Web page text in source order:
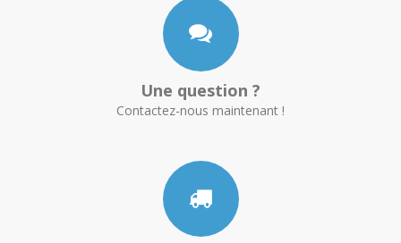
Une question ?
Contactez-nous maintenant !